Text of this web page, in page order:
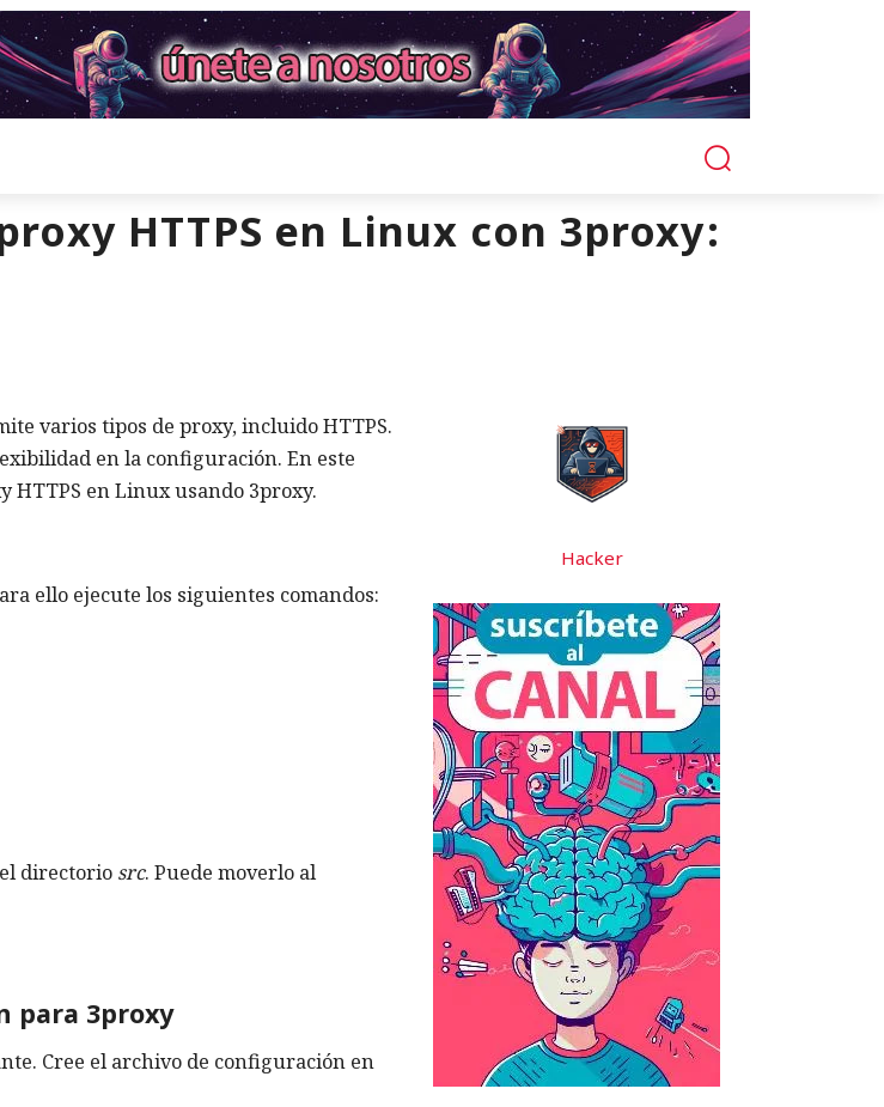
HTTPS en Linux con 3proxy:
varios tipos de proxy, incluido HTTPS.
en la configuración. En este
en Linux usando 3proxy.
ello ejecute los siguientes comandos:
directorio src. Puede moverlo al
para 3proxy
Cree el archivo de configuración en
Hacker